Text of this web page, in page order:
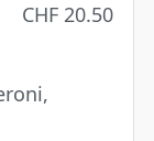
CHF 20.50